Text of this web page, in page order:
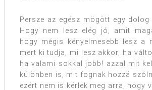
Persze az egész mögött egy dolog
Hogy nem lesz elég jó, amit
hogy mégis kényelmesebb lesz a
mert ki tudja, mi lesz akkor, ha
ha valami sokkal jobb! azzal mit
különben is, mit fognak hozzá
ezért nem is kérlek meg arra, hogy